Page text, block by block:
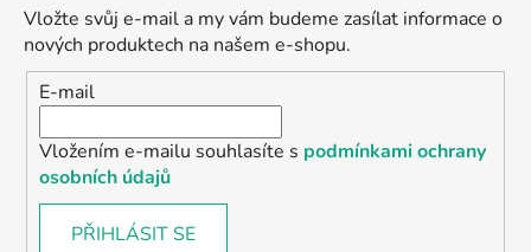
Vložte svůj e-mail a my vám budeme zasílat informace o
nových produktech na našem e-shopu.
E-mail
Vložením e-mailu souhlasíte s podmínkami ochrany
osobních údajů
PŘIHLÁSIT SE